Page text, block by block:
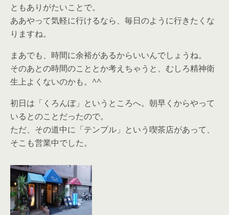
ともありがたいことで。
ああやって気軽に行けるなら、毎日のように行きたくな
りますね。
まあでも、時間に余裕があるからいいんでしょうね。
そのあとの時間のこととか考えちゃうと、むしろ精神衛
生上よくないのかも。^^
初日は「くろんぼ」というところへ。朝早くからやって
いるとのことだったので。
ただ、その道中に「テンプル」という喫茶店があって、
そこも営業中でした。